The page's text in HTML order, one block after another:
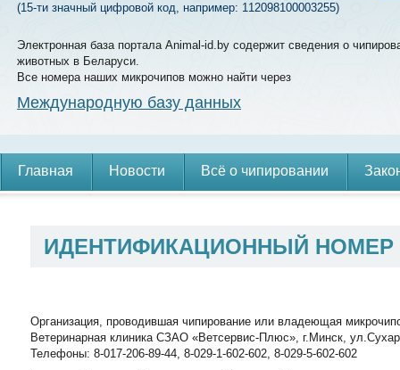
(15-ти значный цифровой код, например: 112098100003255)
Электронная база портала Animal-id.by содержит сведения о
животных в Беларуси.
Все номера наших микрочипов можно найти через
Международную базу данных
Главная Новости Всё о чипировании
ИДЕНТИФИКАЦИОННЫЙ
Организация, проводившая чипирование или владеющая
Ветеринарная клиника СЗАО «Ветсервис-Плюс», г.Минск,
Телефоны: 8-017-206-89-44, 8-029-1-602-602, 8-029-5-602-602